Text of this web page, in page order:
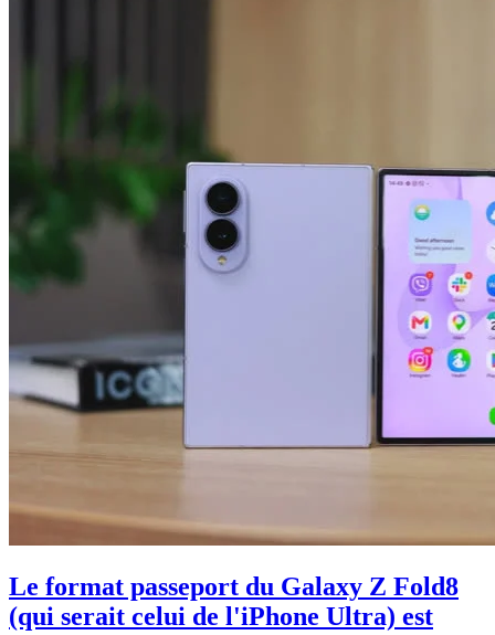
Le format passeport du Galaxy Z Fold8
(qui serait celui de l'iPhone Ultra) est